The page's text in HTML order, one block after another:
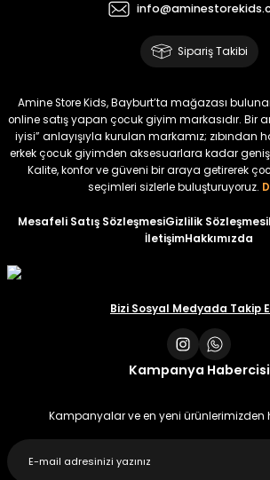
Koren Kız Çocuk ve Bebek Tayt
₺ 320
₺ 250
Yeni
Koren Kız Çocuk
₺ 320
₺ 250
%22
Koren Kız Çocuk ve Bebek Tayt
₺ 250
%22
Koren Kız Çocuk
₺ 320
Sipariş Takibi
Amine Store Kids, Bayburt’ta mağazası
online satış yapan çocuk giyim markasıdır. Bir
iyisi” anlayışıyla kurulan markamız; zıbından
erkek çocuk giyimden aksesuarlara kadar
Kalite, konfor ve güveni bir araya getirerek
seçimleri sizlerle buluşturuyoruz.
Mesafeli Satış SözleşmesiGizlilik Sözleşmesi
İletişimHakkımızda
Bizi Sosyal Medyada Takip
Kampanya Habercisi
Kampanyalar ve en yeni ürünlerimizden